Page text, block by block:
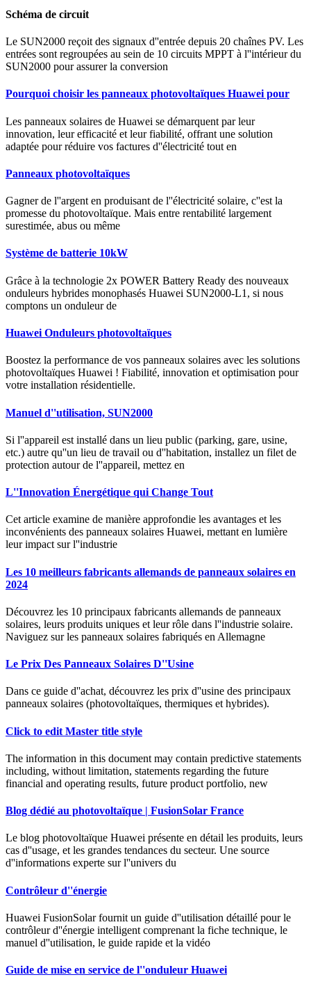
Schéma de circuit
Le SUN2000 reçoit des signaux d''entrée depuis 20 chaînes PV. Les
entrées sont regroupées au sein de 10 circuits MPPT à l''intérieur du
SUN2000 pour assurer la conversion
Pourquoi choisir les panneaux photovoltaïques Huawei pour
Les panneaux solaires de Huawei se démarquent par leur
innovation, leur efficacité et leur fiabilité, offrant une solution
adaptée pour réduire vos factures d''électricité tout en
Panneaux photovoltaïques
Gagner de l''argent en produisant de l''électricité solaire, c''est la
promesse du photovoltaïque. Mais entre rentabilité largement
surestimée, abus ou même
Système de batterie 10kW
Grâce à la technologie 2x POWER Battery Ready des nouveaux
onduleurs hybrides monophasés Huawei SUN2000-L1, si nous
comptons un onduleur de
Huawei Onduleurs photovoltaïques
Boostez la performance de vos panneaux solaires avec les solutions
photovoltaïques Huawei ! Fiabilité, innovation et optimisation pour
votre installation résidentielle.
Manuel d''utilisation, SUN2000
Si l''appareil est installé dans un lieu public (parking, gare, usine,
etc.) autre qu''un lieu de travail ou d''habitation, installez un filet de
protection autour de l''appareil, mettez en
L''Innovation Énergétique qui Change Tout
Cet article examine de manière approfondie les avantages et les
inconvénients des panneaux solaires Huawei, mettant en lumière
leur impact sur l''industrie
Les 10 meilleurs fabricants allemands de panneaux solaires en
2024
Découvrez les 10 principaux fabricants allemands de panneaux
solaires, leurs produits uniques et leur rôle dans l''industrie solaire.
Naviguez sur les panneaux solaires fabriqués en Allemagne
Le Prix Des Panneaux Solaires D''Usine
Dans ce guide d''achat, découvrez les prix d''usine des principaux
panneaux solaires (photovoltaïques, thermiques et hybrides).
Click to edit Master title style
The information in this document may contain predictive statements
including, without limitation, statements regarding the future
financial and operating results, future product portfolio, new
Blog dédié au photovoltaïque | FusionSolar France
Le blog photovoltaïque Huawei présente en détail les produits, leurs
cas d''usage, et les grandes tendances du secteur. Une source
d''informations experte sur l''univers du
Contrôleur d''énergie
Huawei FusionSolar fournit un guide d''utilisation détaillé pour le
contrôleur d''énergie intelligent comprenant la fiche technique, le
manuel d''utilisation, le guide rapide et la vidéo
Guide de mise en service de l''onduleur Huawei